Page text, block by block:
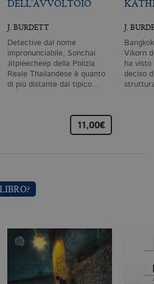
DELL’AVVOLTOIO
J. BURDETT
Detective dal nome
impronunciabile, Sonchai
Jitpleecheep della Polizia
Reale Thailandese è quanto
di più distante dal tipico…
11,00€
J.
Vikorn
ha visto
deciso